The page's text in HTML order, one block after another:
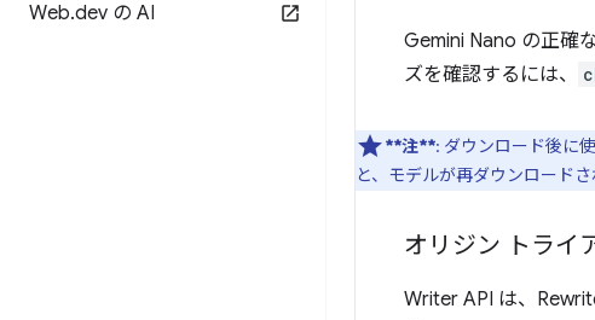
Web.dev の AI
Gemini Nano の正確
ズを確認するには、
**注**: ダウンロード後に
と、モデルが再ダウンロード
オリジン トライ
Writer API は、